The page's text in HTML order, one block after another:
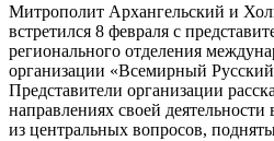
Митрополит Архангельский и
встретился 8 февраля с
регионального отделения
организации «Всемирный
Представители организации
направлениях своей
из центральных вопросов,